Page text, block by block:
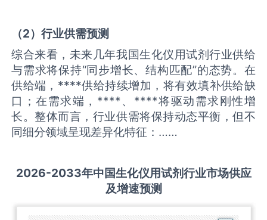
（2）行业供需预测
综合来看，未来几年我国生化仪用试剂行业供给
与需求将保持“同步增长、结构匹配”的态势。在
供给端，****供给持续增加，将有效填补供给缺
口；在需求端，****、****将驱动需求刚性增
长。整体而言，行业供需将保持动态平衡，但不
同细分领域呈现差异化特征：……
2026-2033年中国生化仪用试剂行业市场供应
及增速预测